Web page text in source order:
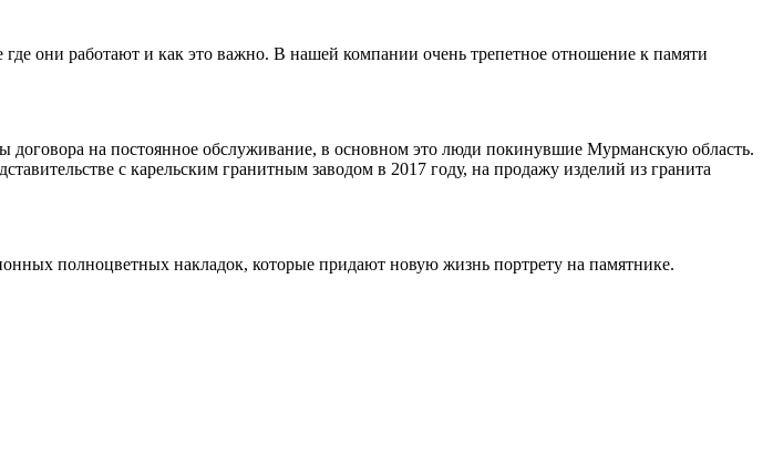
они работают и как это важно. В нашей компании очень трепетное отношение к памяти
договора на постоянное обслуживание, в основном это люди покинувшие Мурманскую область.
с карельским гранитным заводом в 2017 году, на продажу изделий из гранита
полноцветных накладок, которые придают новую жизнь портрету на памятнике.